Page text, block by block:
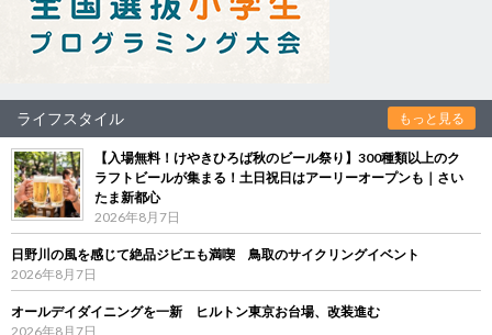
ライフスタイル もっと見る
【入場無料！けやきひろば秋のビール祭り】300種類以上のク
ラフトビールが集まる！土日祝日はアーリーオープンも｜さい
たま新都心
2026年8月7日
日野川の風を感じて絶品ジビエも満喫 鳥取のサイクリングイベント
2026年8月7日
オールデイダイニングを一新 ヒルトン東京お台場、改装進む
2026年8月7日